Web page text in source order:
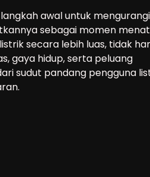
awal untuk mengurangi
sebagai momen
secara lebih luas, tidak
gaya hidup, serta peluang
sudut pandang pengguna